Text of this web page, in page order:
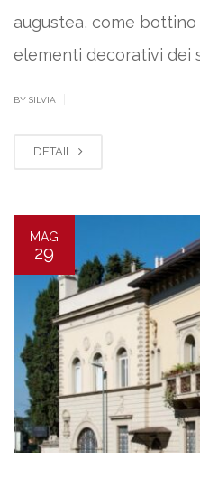
augustea, come
elementi decorativi dei
BY SILVIA
DETAIL
MAG
29